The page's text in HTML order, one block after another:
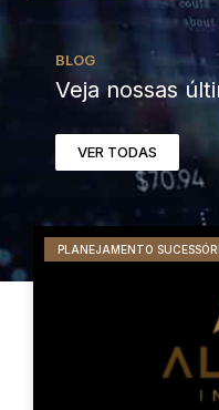
BLOG
Veja nossas
VER TODAS
PLANEJAMENTO